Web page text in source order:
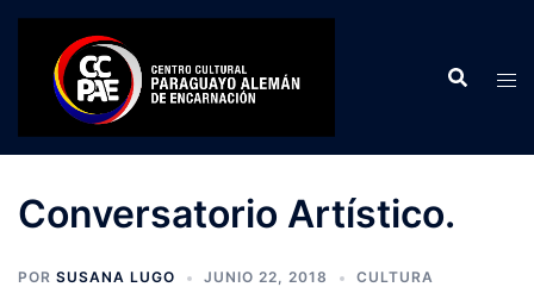
Saltar
contenido
Conversatorio Artístico.
POR SUSANA LUGO JUNIO 22, 2018 CULTURA